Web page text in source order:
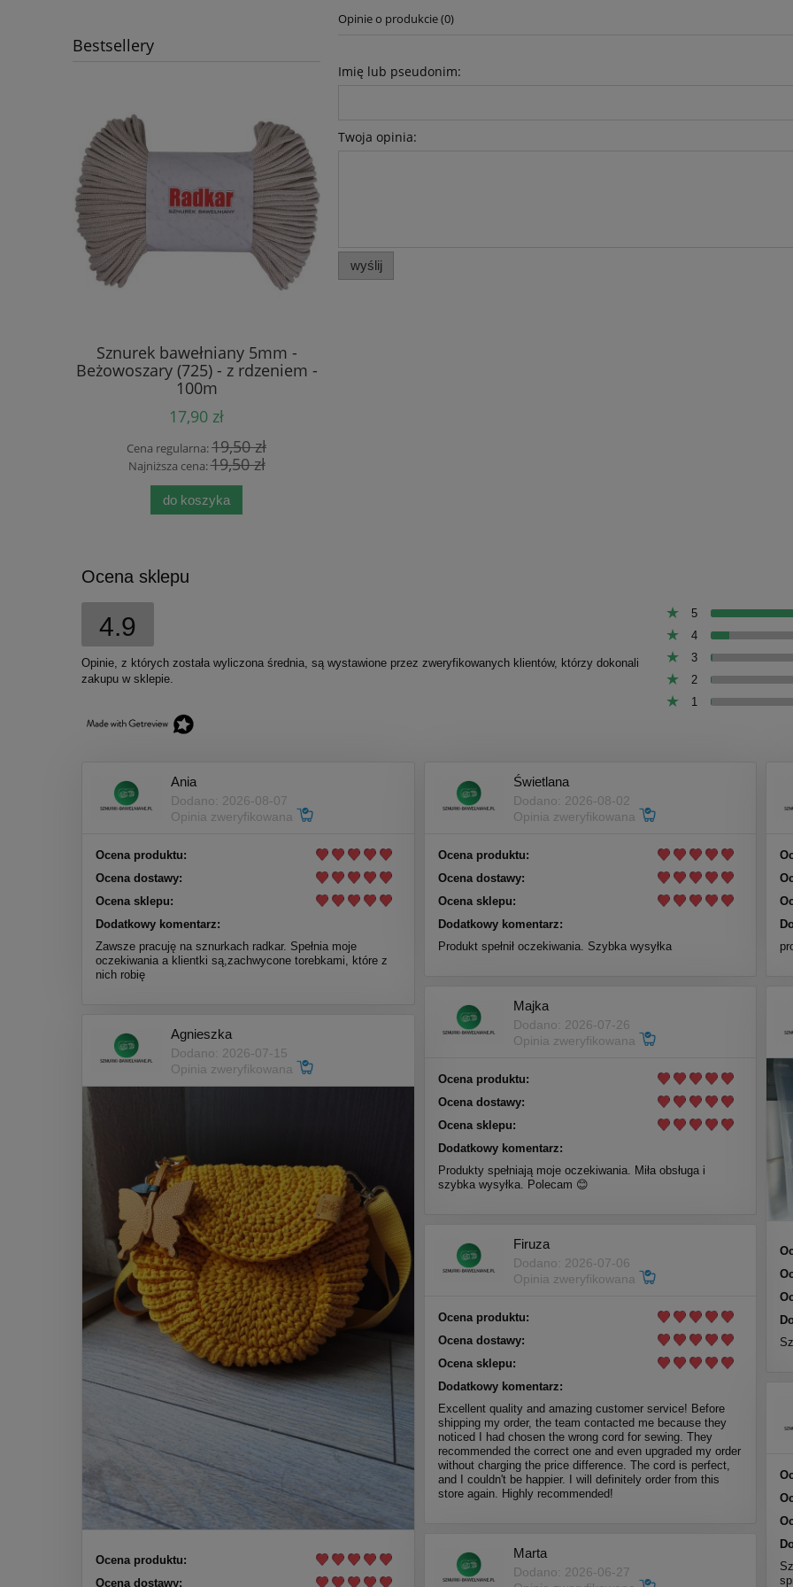
Bestsellery
Sznurek bawełniany 5mm -
Beżowoszary (725) - z rdzeniem -
100m
17,90 zł
Cena regularna:19,50 zł
Najniższa cena:19,50 zł
do koszyka
Opinie o produkcie (0)
Imię lub pseudonim:
Twoja opinia:
wyślij
Ocena sklepu
4.9
Opinie, z których została wyliczona średnia, są wystawione przez zweryfikowanych klientów, którzy dokonali
zakupu w sklepie.
5
4
3
2
1
Ania
Dodano: 2026-08-07
Opinia zweryfikowana
Ocena produktu:
Ocena dostawy:
Ocena sklepu:
Dodatkowy komentarz:
Zawsze pracuję na sznurkach radkar. Spełnia moje
oczekiwania a klientki są,zachwycone torebkami, które z
nich robię
Świetlana
Dodano: 2026-08-02
Opinia zweryfikowana
Ocena produktu:
Ocena dostawy:
Ocena sklepu:
Dodatkowy komentarz:
Produkt spełnił oczekiwania. Szybka wysyłka
Majka
Dodano: 2026-07-26
Opinia zweryfikowana
Ocena produktu:
Ocena dostawy:
Ocena sklepu:
Dodatkowy komentarz:
Produkty spełniają moje oczekiwania. Miła obsługa i
szybka wysyłka. Polecam 😊
Agnieszka
Dodano: 2026-07-15
Opinia zweryfikowana
Ocena produktu:
Ocena dostawy:
Firuza
Dodano: 2026-07-06
Opinia zweryfikowana
Ocena produktu:
Ocena dostawy:
Ocena sklepu:
Dodatkowy komentarz:
Excellent quality and amazing customer service! Before
shipping my order, the team contacted me because they
noticed I had chosen the wrong cord for sewing. They
recommended the correct one and even upgraded my order
without charging the price difference. The cord is perfect,
and I couldn't be happier. I will definitely order from this
store again. Highly recommended!
Marta
Dodano: 2026-06-27